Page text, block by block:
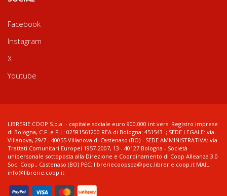
Facebook
Instagram
X
Youtube
LIBRERIE.COOP S.p.a. - capitale sociale euro 900.000 int.vers. Registro imprese
di Bologna, C.F. e P.I.: 02591561200 REA di Bologna: 451543 ; SEDE LEGALE: via
Villanova, 29/7 - 40055 Villanova di Castenaso (BO) - SEDE AMMINISTRATIVA: via
Trattati Comunitari Europei 1957-2007, 13 - 40127 Bologna - Società
unipersonale sottoposta alla Direzione e Coordinamento di Coop Alleanza 3.0
Soc. Coop., Castenaso (BO) PEC: libreriecoopspa@pec.librerie.coop.it MAIL:
info@librerie.coop.it